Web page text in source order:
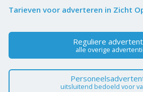
Tarieven voor adverteren in Zicht
Reguliere
alle overige
uitsluitend bedoeld voor